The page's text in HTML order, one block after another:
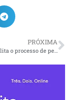
PRÓXIMA
Tecnologia facilita o processo de pesquisa de bens